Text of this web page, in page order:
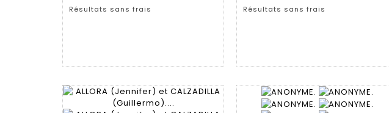
Résultats sans frais Résultats sans frais